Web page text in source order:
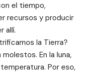
el tiempo,
recursos y producir
allí.
la Tierra?
En la luna,
Por eso,